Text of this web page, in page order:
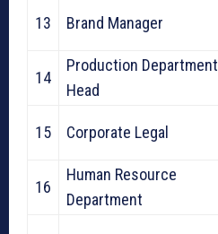
13 Brand Manager
14
Production Department
Head
15 Corporate Legal
16
Human Resource
Department